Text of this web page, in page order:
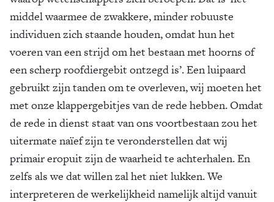
middel waarmee de zwakkere, minder robuuste
individuen zich staande houden, omdat hun het
voeren van een strijd om het bestaan met hoorns of
een scherp roofdiergebit ontzegd is’. Een luipaard
gebruikt zijn tanden om te overleven, wij moeten het
met onze klappergebitjes van de rede hebben. Omdat
de rede in dienst staat van ons voortbestaan zou het
uitermate naïef zijn te veronderstellen dat wij
primair eropuit zijn de waarheid te achterhalen. En
zelfs als we dat willen zal het niet lukken. We
interpreteren de werkelijkheid namelijk altijd vanuit